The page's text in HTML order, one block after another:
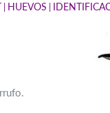
HUEVOS